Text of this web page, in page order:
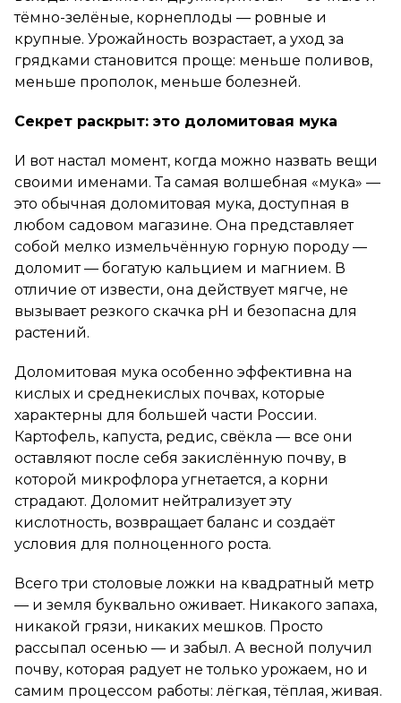
тёмно-зелёные, корнеплоды — ровные и
крупные. Урожайность возрастает, а уход за
грядками становится проще: меньше поливов,
меньше прополок, меньше болезней.
Секрет раскрыт: это доломитовая мука
И вот настал момент, когда можно назвать вещи
своими именами. Та самая волшебная «мука» —
это обычная доломитовая мука, доступная в
любом садовом магазине. Она представляет
собой мелко измельчённую горную породу —
доломит — богатую кальцием и магнием. В
отличие от извести, она действует мягче, не
вызывает резкого скачка pH и безопасна для
растений.
Доломитовая мука особенно эффективна на
кислых и среднекислых почвах, которые
характерны для большей части России.
Картофель, капуста, редис, свёкла — все они
оставляют после себя закислённую почву, в
которой микрофлора угнетается, а корни
страдают. Доломит нейтрализует эту
кислотность, возвращает баланс и создаёт
условия для полноценного роста.
Всего три столовые ложки на квадратный метр
— и земля буквально оживает. Никакого запаха,
никакой грязи, никаких мешков. Просто
рассыпал осенью — и забыл. А весной получил
почву, которая радует не только урожаем, но и
самим процессом работы: лёгкая, тёплая, живая.